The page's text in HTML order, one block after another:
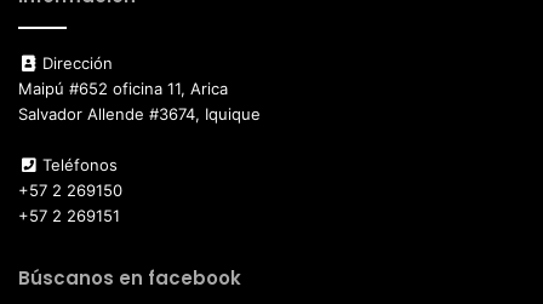
Dirección
Maipú #652 oficina 11, Arica
Salvador Allende #3674, Iquique
Teléfonos
+57 2 269150
+57 2 269151
Búscanos en facebook